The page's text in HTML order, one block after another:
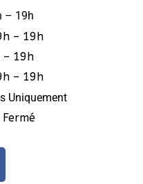
– 19h
– 19h
– 19h
– 19h
Uniquement
Fermé